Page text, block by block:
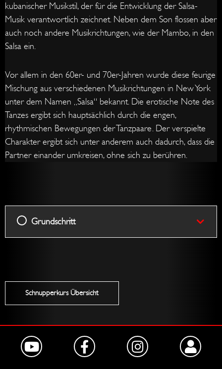
kubanischer Musikstil, der für die Entwicklung der Salsa-
Musik verantwortlich zeichnet. Neben dem Son flossen aber
auch noch andere Musikrichtungen, wie der Mambo, in den
Salsa ein.
Vor allem in den 60er- und 70er-Jahren wurde diese feurige
Mischung aus verschiedenen Musikrichtungen in New York
unter dem Namen „Salsa“ bekannt. Die erotische Note des
Tanzes ergibt sich hauptsächlich durch die engen,
rhythmischen Bewegungen der Tanzpaare. Der verspielte
Charakter ergibt sich unter anderem auch dadurch, dass die
Partner einander umkreisen, ohne sich zu berühren.
Grundschritt
Schnupperkurs Übersicht